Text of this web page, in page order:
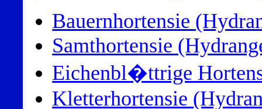
Bauernhortensie
Samthortensie
Eichenbl�ttrige
Kletterhortensie